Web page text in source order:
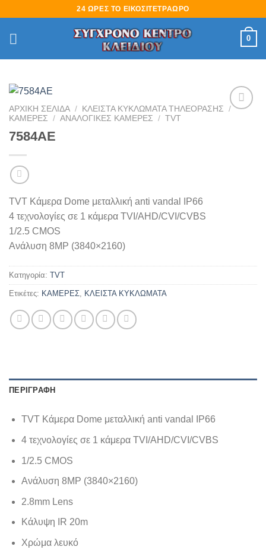
content
24 ΩΡΕΣ ΤΟ ΕΙΚΟΣΙΤΕΤΡΑΩΡΟ
0
ΑΡΧΙΚΉ ΣΕΛΊΔΑ / ΚΛΕΙΣΤΑ ΚΥΚΛΩΜΑΤΑ ΤΗΛΕΟΡΑΣΗΣ
/
ΚΑΜΕΡΕΣ
/ ΑΝΑΛΟΓΙΚΕΣ ΚΑΜΕΡΕΣ / TVT
7584AE
TVT Κάμερα Dome μεταλλική anti vandal IP66
4 τεχνολογίες σε 1 κάμερα TVI/AHD/CVI/CVBS
1/2.5 CMOS
Ανάλυση 8MΡ (3840×2160)
Κατηγορία: TVT
Ετικέτες: ΚΑΜΕΡΕΣ ΚΛΕΙΣΤΑ ΚΥΚΛΩΜΑΤΑ
ΠΕΡΙΓΡΑΦΉ
TVT Κάμερα Dome μεταλλική anti vandal IP66
4 τεχνολογίες σε 1 κάμερα TVI/AHD/CVI/CVBS
1/2.5 CMOS
Ανάλυση 8MΡ (3840×2160)
2.8mm Lens
Κάλυψη IR 20m
Χρώμα λευκό